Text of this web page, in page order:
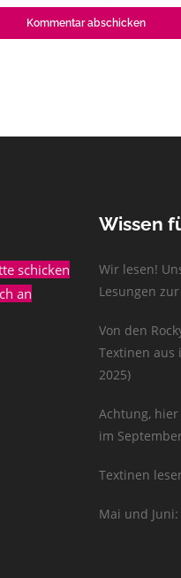
schicken
an
Wissen
Wir lesen!
Lesungen
Von den
Textinen aus
2025)
Achtung,
im
Textinen
Mai und